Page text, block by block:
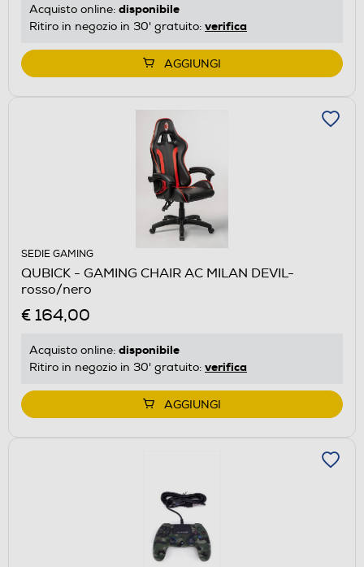
Acquisto online: disponibile
Ritiro in negozio in 30' gratuito: verifica
AGGIUNGI
SEDIE GAMING
QUBICK - GAMING CHAIR AC MILAN DEVIL-
rosso/nero
€ 164,00
Acquisto online: disponibile
Ritiro in negozio in 30' gratuito: verifica
AGGIUNGI